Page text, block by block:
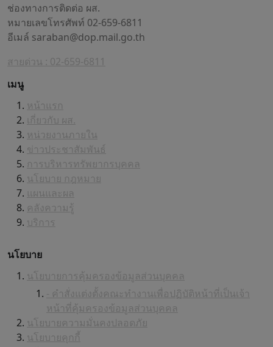
ช่องทางการติดต่อ ผส.
หมายเลขโทรศัพท์ 02-659-6811
อีเมล์ saraban@dop.mail.go.th
สายด่วน : 02-659-6811
เมนู
หน้าแรก
เกี่ยวกับ ผส.
หน่วยงานภายใน
ข่าวประชาสัมพันธ์
การบริหารทรัพยากรบุคคล
นโยบาย กฎหมาย
แผนและผล
คลังความรู้
บริการ
นโยบาย
นโยบายการคุ้มครองข้อมูลส่วนบุคคล
- คำสั่งแต่งตั้งคณะทำงานเพื่อปฏิบัติหน้าที่เป็นเจ้า
หน้าที่คุ้มครองข้อมูลส่วนบุคคล
นโยบายความมั่นคงปลอดภัย
นโยบายคุกกี้